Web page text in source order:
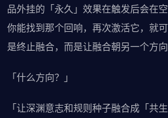
品外挂的「永久」效果在触发后会在
你能找到那个回响，再次激活它，就
是终止融合，而是让融合朝另一个方向
「什么方向？」
「让深渊意志和规则种子融合成「共